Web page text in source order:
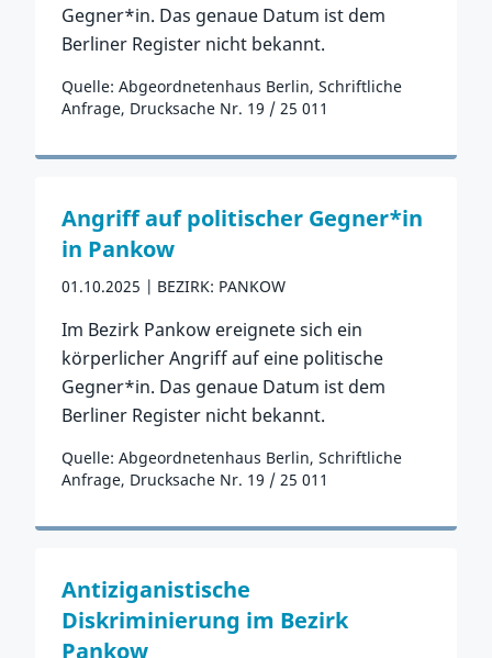
Gegner*in. Das genaue Datum ist dem
Berliner Register nicht bekannt.
Quelle: Abgeordnetenhaus Berlin, Schriftliche
Anfrage, Drucksache Nr. 19 / 25 011
Zum Vorfall
Angriff auf politischer Gegner*in
in Pankow
01.10.2025 BEZIRK: PANKOW
Im Bezirk Pankow ereignete sich ein
körperlicher Angriff auf eine politische
Gegner*in. Das genaue Datum ist dem
Berliner Register nicht bekannt.
Quelle: Abgeordnetenhaus Berlin, Schriftliche
Anfrage, Drucksache Nr. 19 / 25 011
Zum Vorfall
Antiziganistische
Diskriminierung im Bezirk
Pankow